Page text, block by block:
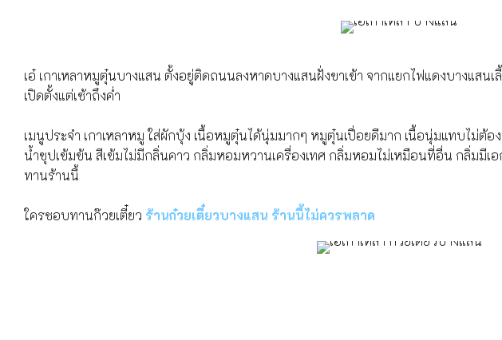
เอ๋ เกาเหลาหมูตุ๋นบางแสน ตั้งอยู่ติดถนนลงหาดบางแสนฝั่งขาเข้า จากแยกไฟแดงบางแสน
เปิดตั้งแต่เช้าถึงค่ำ
เมนูประจำ เกาเหลาหมู ใส่ผักบุ้ง เนื้อหมูตุ๋นได้นุ่มมากๆ หมูตุ๋นเปื่อยดีมาก เนื้อนุ่มแทบไม่ต้
น้ำซุปเข้มข้น สีเข้มไม่มีกลิ่นคาว กลิ่มหอมหวานเครื่องเทศ กลิ่มหอมไม่เหมือนที่อื่น กลิ่มมี
ทานร้านนี้
ใครชอบทานก๊วยเตี๋ยว ร้านก๋วยเตี๋ยวบางแสน ร้านนี้ไม่ควรพลาด